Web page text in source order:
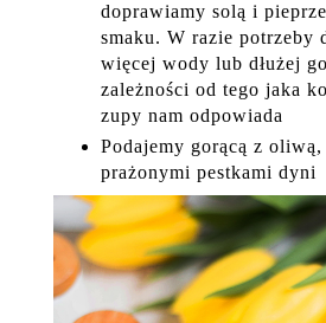
doprawiamy solą i
smaku. W razie potrzeby
więcej wody lub dłużej
zależności od tego jaka
zupy nam odpowiada
Podajemy gorącą z
prażonymi pestkami dyni